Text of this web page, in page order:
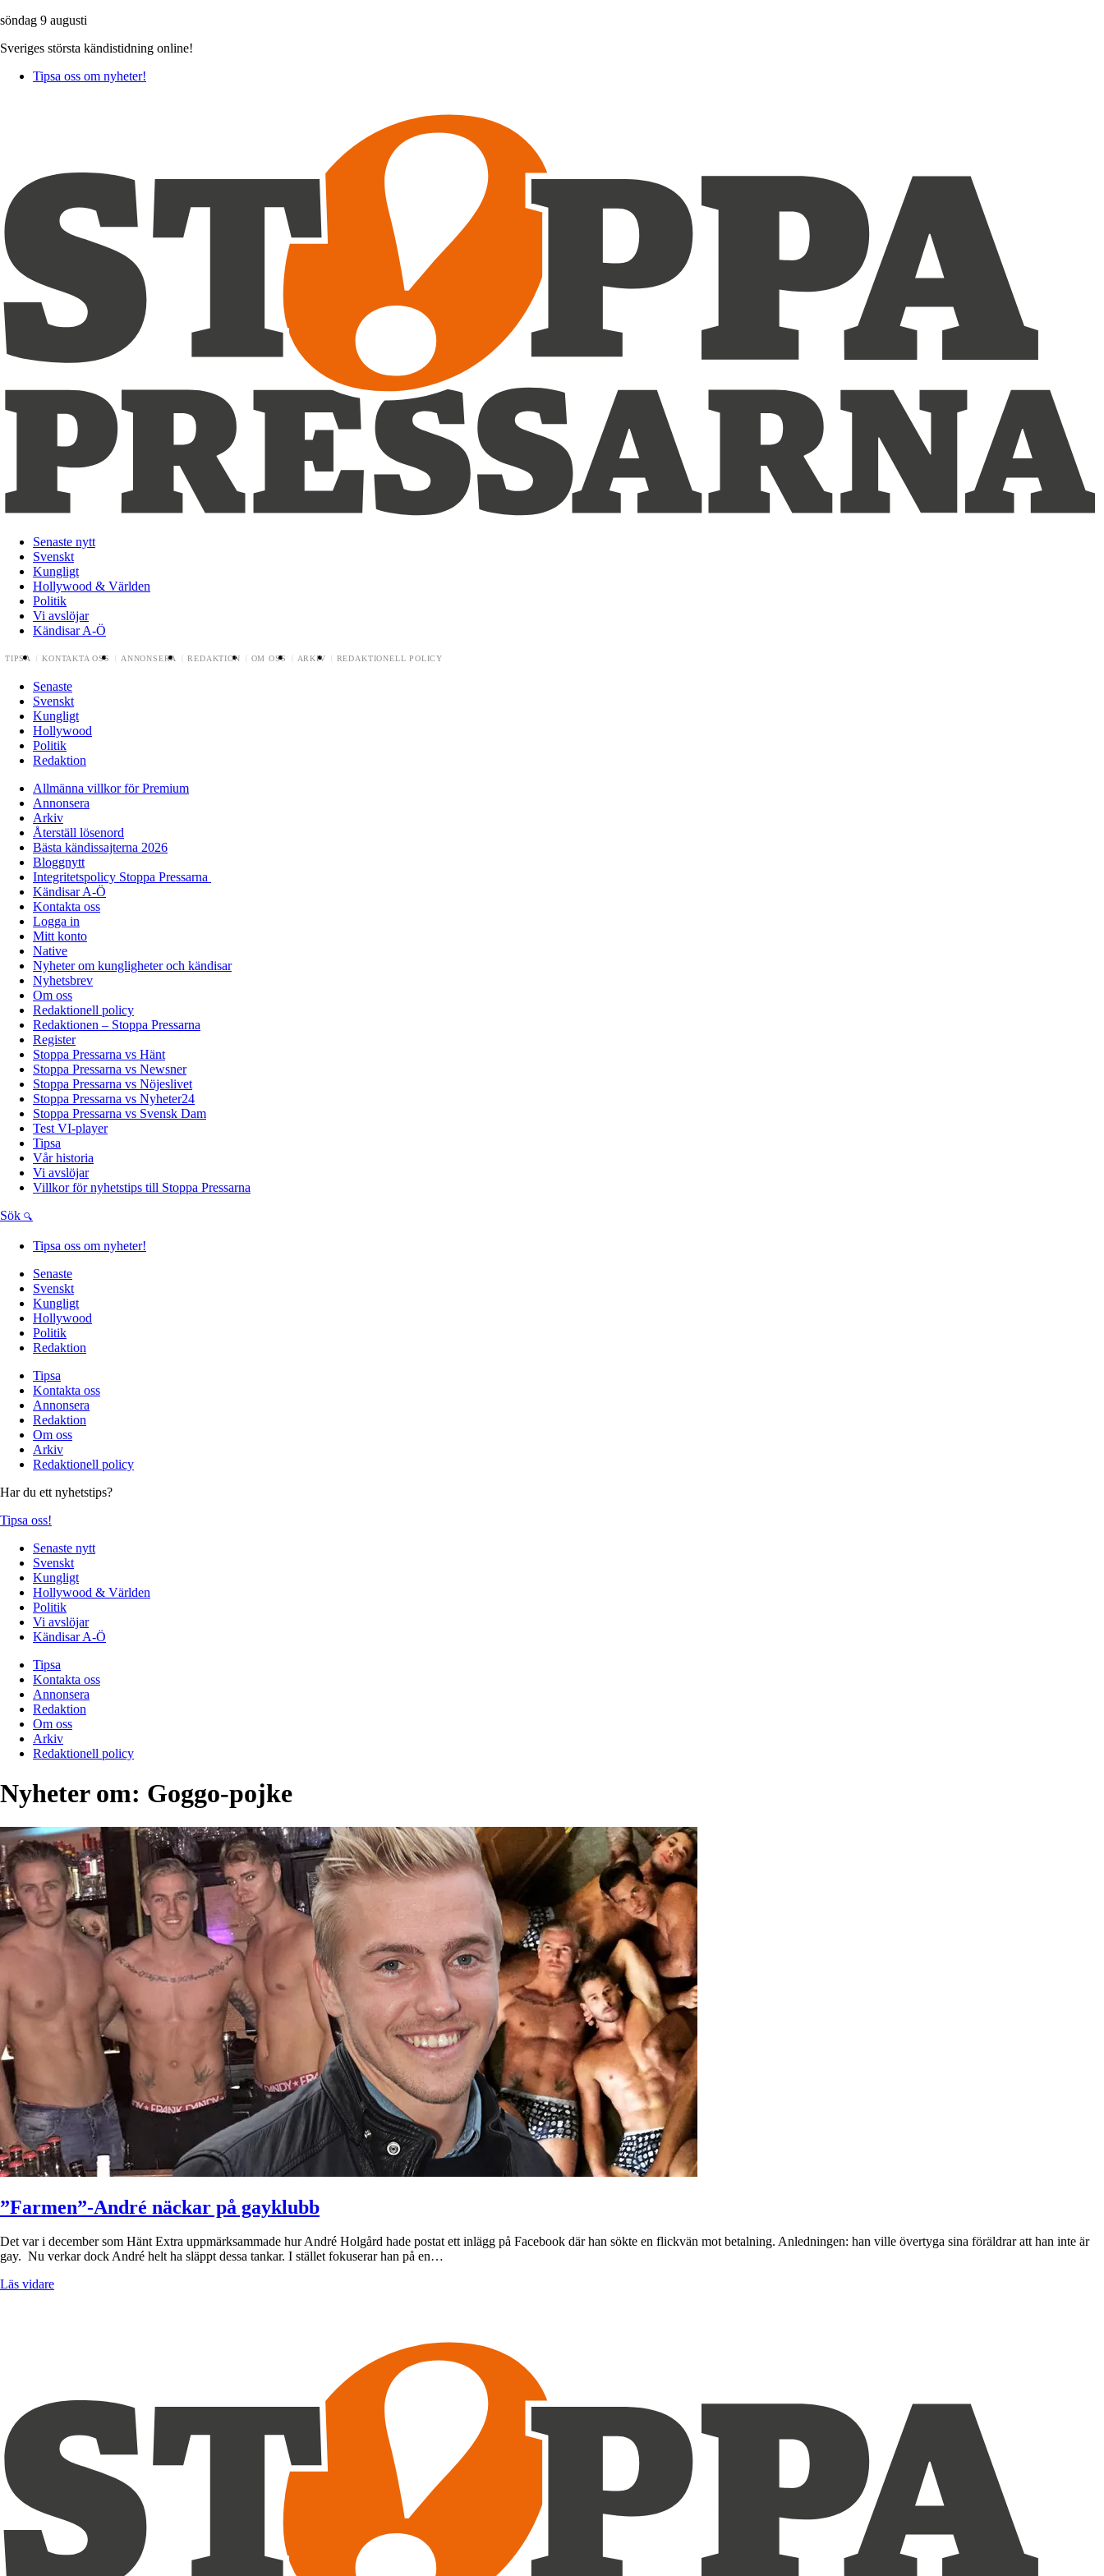
söndag 9 augusti
Sveriges största kändistidning online!
Tipsa oss om nyheter!
Senaste nytt
Svenskt
Kungligt
Hollywood & Världen
Politik
Vi avslöjar
Kändisar A-Ö
TIPSA KONTAKTA OSS ANNONSERA REDAKTION OM OSS ARKIV REDAKTIONELL POLICY
Senaste
Svenskt
Kungligt
Hollywood
Politik
Redaktion
Allmänna villkor för Premium
Annonsera
Arkiv
Återställ lösenord
Bästa kändissajterna 2026
Bloggnytt
Integritetspolicy Stoppa Pressarna
Kändisar A-Ö
Kontakta oss
Logga in
Mitt konto
Native
Nyheter om kungligheter och kändisar
Nyhetsbrev
Om oss
Redaktionell policy
Redaktionen – Stoppa Pressarna
Register
Stoppa Pressarna vs Hänt
Stoppa Pressarna vs Newsner
Stoppa Pressarna vs Nöjeslivet
Stoppa Pressarna vs Nyheter24
Stoppa Pressarna vs Svensk Dam
Test VI-player
Tipsa
Vår historia
Vi avslöjar
Villkor för nyhetstips till Stoppa Pressarna
Sök
Tipsa oss om nyheter!
Senaste
Svenskt
Kungligt
Hollywood
Politik
Redaktion
Tipsa
Kontakta oss
Annonsera
Redaktion
Om oss
Arkiv
Redaktionell policy
Har du ett nyhetstips?
Tipsa oss!
Senaste nytt
Svenskt
Kungligt
Hollywood & Världen
Politik
Vi avslöjar
Kändisar A-Ö
Tipsa
Kontakta oss
Annonsera
Redaktion
Om oss
Arkiv
Redaktionell policy
Nyheter om: Goggo-pojke
”Farmen”-André näckar på gayklubb
Det var i december som Hänt Extra uppmärksammade hur André Holgård hade postat ett inlägg på Facebook där han sökte en flickvän mot betalning. Anledningen: han ville övertyga sina föräldrar att han inte är
gay. Nu verkar dock André helt ha släppt dessa tankar. I stället fokuserar han på en…
Läs vidare